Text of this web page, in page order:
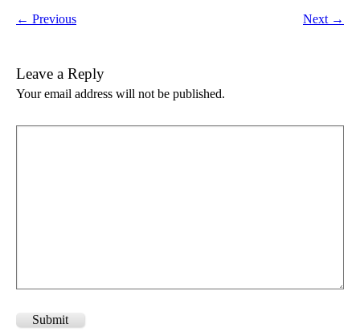
← Previous Next →
Leave a Reply
Your email address will not be published.
Submit